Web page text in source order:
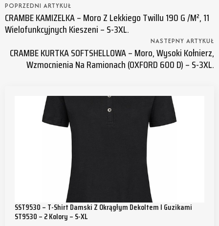
POPRZEDNI ARTYKUŁ
CRAMBE KAMIZELKA – Moro Z Lekkiego Twillu 190 G /m², 11
Wielofunkcyjnych Kieszeni – S-3XL.
NASTEPNY ARTYKUŁ
CRAMBE KURTKA SOFTSHELLOWA – Moro, Wysoki Kołnierz,
Wzmocnienia Na Ramionach (OXFORD 600 D) – S-3XL.
SST9530 – T-Shirt Damski Z Okrągłym Dekoltem I Guzikami
ST9530 – 2 Kolory – S-XL